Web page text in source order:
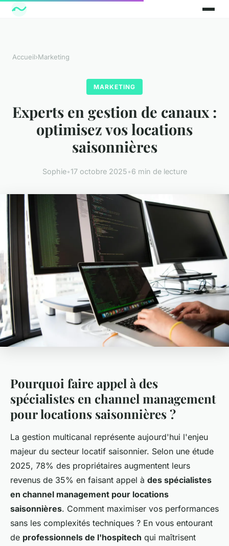
Accueil›Marketing
MARKETING
Experts en gestion de canaux :
optimisez vos locations
saisonnières
Sophie•17 octobre 2025•6 min de lecture
Pourquoi faire appel à des
spécialistes en channel management
pour locations saisonnières ?
La gestion multicanal représente aujourd'hui l'enjeu
majeur du secteur locatif saisonnier. Selon une étude
2025, 78% des propriétaires augmentent leurs
revenus de 35% en faisant appel à des spécialistes
en channel management pour locations
saisonnières. Comment maximiser vos performances
sans les complexités techniques ? En vous entourant
de professionnels de l'hospitech qui maîtrisent